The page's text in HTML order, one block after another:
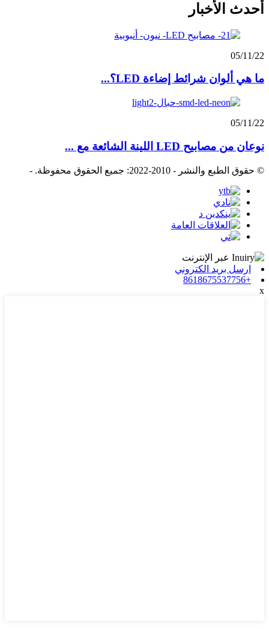
أحدث الأخبار
05/11/22
ما هي ألوان شرائط إضاءة LED؟...
05/11/22
نوعان من مصابيح LED اللينة الشائعة مع ...
© حقوق الطبع والنشر - 2010-2022: جميع الحقوق محفوظة. -
ارسل بريد الكتروني
+8618675537756
x